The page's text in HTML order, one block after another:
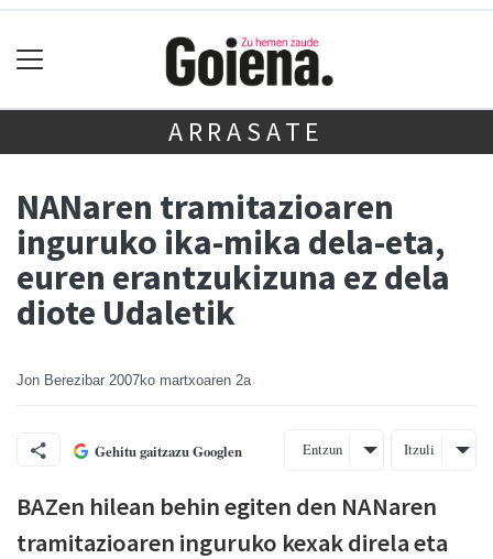
ARRASATE
NANaren tramitazioaren
inguruko ika-mika dela-eta,
euren erantzukizuna ez dela
diote Udaletik
Jon Berezibar 2007ko martxoaren 2a
Gehitu gaitzazu Googlen Entzun Itzuli
BAZen hilean behin egiten den NANaren
tramitazioaren inguruko kexak direla eta